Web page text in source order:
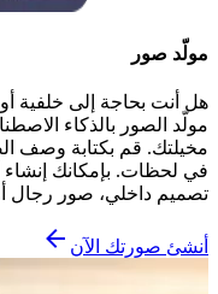
مولّد صور
هل أنت بحاجة إلى خلفية
مولّد الصور بالذكاء
مخيلتك. قم بكتابة وصف
في لحظات. بإمكانك
تصميم داخلي، صور رجال
أنشئ صورتك الآن